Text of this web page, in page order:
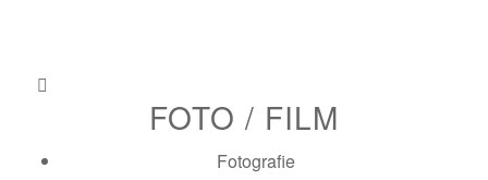
FOTO / FILM
Fotografie